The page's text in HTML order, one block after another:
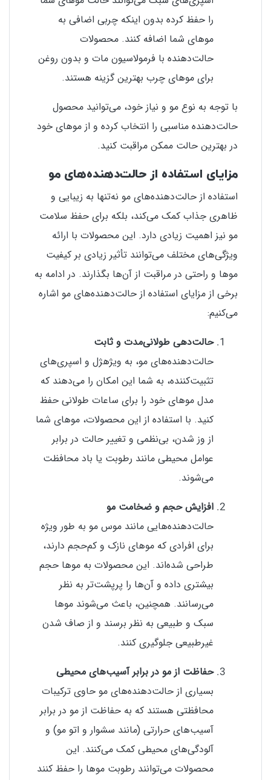
را حفظ کرده بدون اینکه چربی اضافی به
موهای شما اضافه کنند. محصولات
حالت‌دهنده با فرمولاسیون مات و بدون روغن
برای موهای چرب بهترین گزینه هستند.
با توجه به نوع مو و نیاز خود، می‌توانید محصول
حالت‌دهنده مناسبی را انتخاب کرده و از موهای خود
در بهترین حالت ممکن مراقبت کنید.
مزایای استفاده از حالت‌دهنده‌های مو
استفاده از حالت‌دهنده‌های مو نه‌تنها به زیبایی و
ظاهری جذاب کمک می‌کند، بلکه برای حفظ سلامت
مو نیز اهمیت زیادی دارد. این محصولات با ارائه
ویژگی‌های مختلف می‌توانند تأثیر زیادی بر کیفیت
موها و راحتی در مراقبت از آن‌ها بگذارند. در ادامه به
برخی از مزایای استفاده از حالت‌دهنده‌های مو اشاره
می‌کنیم:
حالت‌دهی طولانی‌مدت و ثابت
حالت‌دهنده‌های مو، به ویژهژل و اسپری‌های
تثبیت‌کننده، به شما این امکان را می‌دهند که
مدل موهای خود را برای ساعات طولانی حفظ
کنید. با استفاده از این محصولات، موهای شما
از وز شدن، بی‌نظمی و تغییر حالت در برابر
عوامل محیطی مانند رطوبت یا باد محافظت
می‌شوند.
افزایش حجم و ضخامت مو
حالت‌دهنده‌هایی مانند موس مو به طور ویژه
برای افرادی که موهای نازک و کم‌حجم دارند،
طراحی شده‌اند. این محصولات به موها حجم
بیشتری داده و آن‌ها را پرپشت‌تر به نظر
می‌رسانند. همچنین، باعث می‌شوند موها
سبک و طبیعی به نظر برسند و از صاف شدن
غیرطبیعی جلوگیری کنند.
حفاظت از مو در برابر آسیب‌های محیطی
بسیاری از حالت‌دهنده‌های مو حاوی ترکیبات
محافظتی هستند که به حفاظت از مو در برابر
آسیب‌های حرارتی (مانند سشوار و اتو مو) و
آلودگی‌های محیطی کمک می‌کنند. این
محصولات می‌توانند رطوبت موها را حفظ کنند